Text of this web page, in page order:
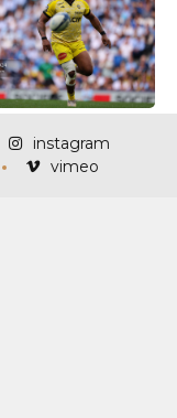
instagram
vimeo